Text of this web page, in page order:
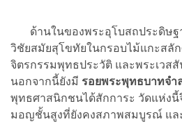
ด้านในของพระอุโบสถประดิษฐ
วิชัยสมัยสุโขทัยในกรอบไม้แกะสลั
จิตรกรรมพุทธประวัติ และพระเวส
นอกจากนี้ยังมี รอยพระพุทธบาทจำ
พุทธศาสนิกชนได้สักการะ วัดแห่งนี้
มอญชั้นสูงที่ยังคงสภาพสมบูรณ์ แล